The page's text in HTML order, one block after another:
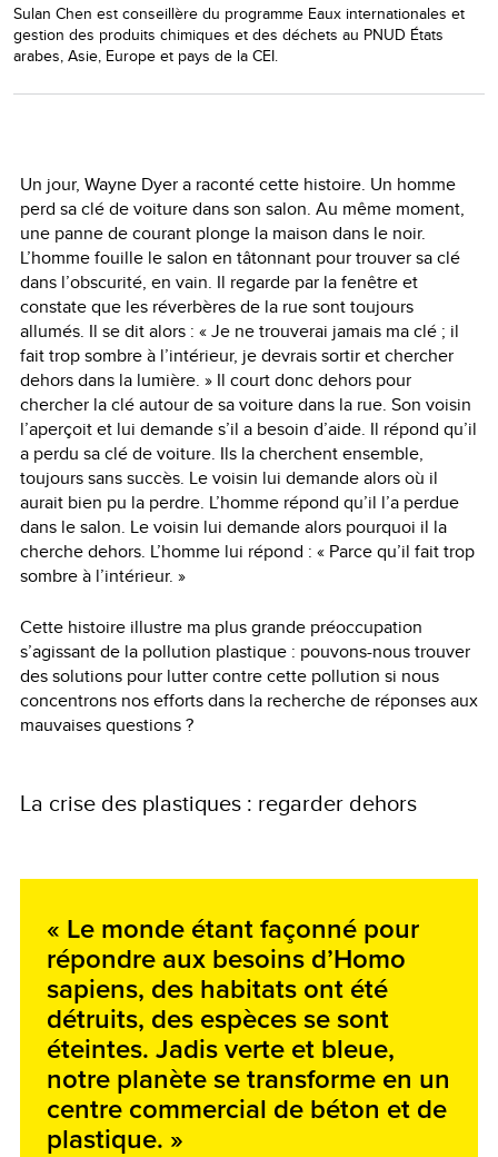
Sulan Chen est conseillère du programme Eaux internationales et
gestion des produits chimiques et des déchets au PNUD États
arabes, Asie, Europe et pays de la CEI.
Un jour, Wayne Dyer a raconté cette histoire. Un homme
perd sa clé de voiture dans son salon. Au même moment,
une panne de courant plonge la maison dans le noir.
L’homme fouille le salon en tâtonnant pour trouver sa clé
dans l’obscurité, en vain. Il regarde par la fenêtre et
constate que les réverbères de la rue sont toujours
allumés. Il se dit alors : « Je ne trouverai jamais ma clé ; il
fait trop sombre à l’intérieur, je devrais sortir et chercher
dehors dans la lumière. » Il court donc dehors pour
chercher la clé autour de sa voiture dans la rue. Son voisin
l’aperçoit et lui demande s’il a besoin d’aide. Il répond qu’il
a perdu sa clé de voiture. Ils la cherchent ensemble,
toujours sans succès. Le voisin lui demande alors où il
aurait bien pu la perdre. L’homme répond qu’il l’a perdue
dans le salon. Le voisin lui demande alors pourquoi il la
cherche dehors. L’homme lui répond : « Parce qu’il fait trop
sombre à l’intérieur. »
Cette histoire illustre ma plus grande préoccupation
s’agissant de la pollution plastique : pouvons-nous trouver
des solutions pour lutter contre cette pollution si nous
concentrons nos efforts dans la recherche de réponses aux
mauvaises questions ?
La crise des plastiques : regarder dehors
« Le monde étant façonné pour
répondre aux besoins d’Homo
sapiens, des habitats ont été
détruits, des espèces se sont
éteintes. Jadis verte et bleue,
notre planète se transforme en un
centre commercial de béton et de
plastique. »